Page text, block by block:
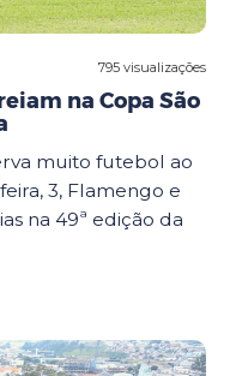
795 visualizações
na Copa São
muito futebol ao
3, Flamengo e
na 49ª edição da